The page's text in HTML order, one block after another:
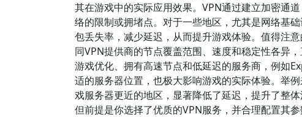
其在游戏中的实际应用效果。VPN通过建立加密通
络的限制或拥堵点。对于一些地区，尤其是网络基
包丢失率，减少延迟，从而提升游戏体验。值得注
同VPN提供商的节点覆盖范围、速度和稳定性各异
游戏优化、拥有高速节点和低延迟的服务商，例如
适的服务器位置，也极大影响游戏的实际体验。举
戏服务器更近的地区，显著降低了延迟，提升了整
但前提是你选择了优质的VPN服务，并合理配置其